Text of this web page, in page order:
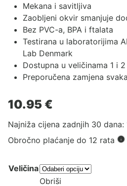
Mekana i savitljiva
Zaobljeni okvir smanjuje
Bez PVC-a, BPA i ftalata
Testirana u laboratorijima
Lab Denmark
Dostupna u veličinama 1 i 2
Preporučena zamjena
10.95 €
Najniža cijena zadnjih 30 dana:
Obročno plaćanje do 12 rata
Veličina
Obriši